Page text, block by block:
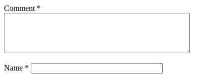
Comment *
Name *